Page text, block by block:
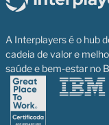
A Interplayers é o hub
cadeia de valor e
saúde e bem-estar no